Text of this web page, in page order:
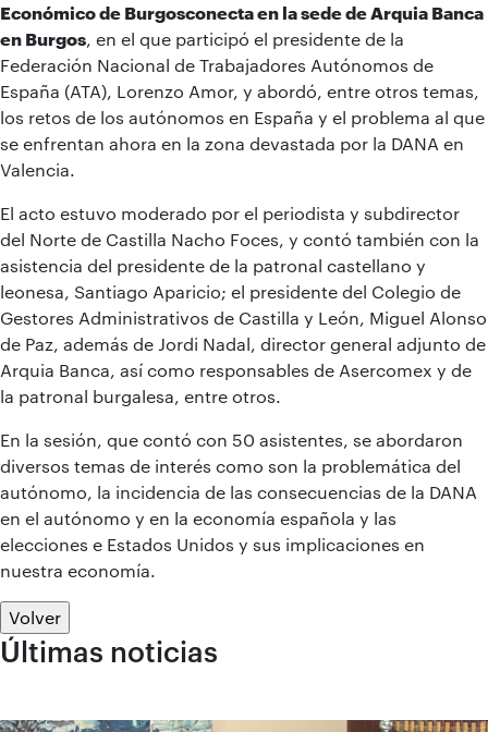
Económico de Burgosconecta en la sede de Arquia Banca
en Burgos , en el que participó el presidente de la
Federación Nacional de Trabajadores Autónomos de
España (ATA), Lorenzo Amor, y abordó, entre otros temas,
los retos de los autónomos en España y el problema al que
se enfrentan ahora en la zona devastada por la DANA en
Valencia.
El acto estuvo moderado por el periodista y subdirector
del Norte de Castilla Nacho Foces, y contó también con la
asistencia del presidente de la patronal castellano y
leonesa, Santiago Aparicio; el presidente del Colegio de
Gestores Administrativos de Castilla y León, Miguel Alonso
de Paz, además de Jordi Nadal, director general adjunto de
Arquia Banca, así como responsables de Asercomex y de
la patronal burgalesa, entre otros.
En la sesión, que contó con 50 asistentes, se abordaron
diversos temas de interés como son la problemática del
autónomo, la incidencia de las consecuencias de la DANA
en el autónomo y en la economía española y las
elecciones e Estados Unidos y sus implicaciones en
nuestra economía.
Volver
Últimas noticias